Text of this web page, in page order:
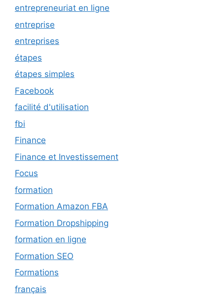
entrepreneuriat en ligne
entreprise
entreprises
étapes
étapes simples
Facebook
facilité d'utilisation
fbi
Finance
Finance et Investissement
Focus
formation
Formation Amazon FBA
Formation Dropshipping
formation en ligne
Formation SEO
Formations
français